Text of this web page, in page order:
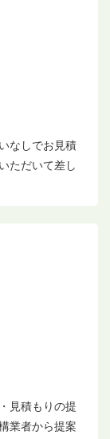
なしでお見積
ただいて差し
見積もりの提
業者から提案